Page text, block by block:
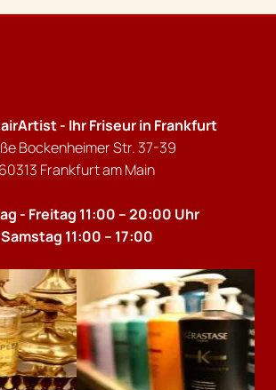
- Ihr Friseur in Frankfurt
Bockenheimer Str. 37-39
60313 Frankfurt am Main
- Freitag 11:00 – 20:00 Uhr
Samstag 11:00 – 17:00